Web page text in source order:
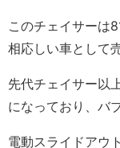
このチェイサーは
相応しい車として
先代チェイサー以
になっており、バ
電動スライドアウ